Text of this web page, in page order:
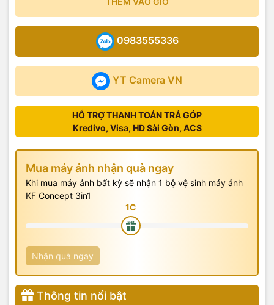
YT Camera VN
0983555336
HỖ TRỢ THANH TOÁN TRẢ GÓP
Kredivo, Visa, HD Sài Gòn, ACS
Mua máy ảnh nhận quà ngay
Khi mua máy ảnh bất kỳ sẽ nhận 1 bộ vệ sinh máy ảnh
KF Concept 3in1
Nhận quà ngay
Thông tin nổi bật